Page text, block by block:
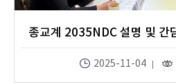
종교계 2035NDC 설명 및
2025-11-04